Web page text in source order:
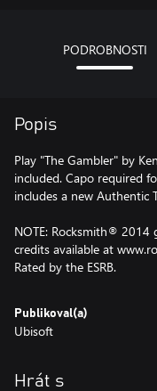
PODROBNOSTI
Popis
Play "The Gambler" by
included. Capo required
includes a new Authentic
NOTE: Rocksmith® 2014
credits available at
Rated by the ESRB.
Publikoval(a)
Ubisoft
Hrát s